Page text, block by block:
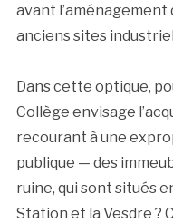
avant l’aménagement
anciens sites
Dans cette optique,
Collège envisage
recourant à une
publique — des
ruine, qui sont situés
Station et la Vesdre ?